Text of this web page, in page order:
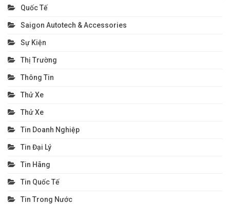
Quốc Tế
Saigon Autotech & Accessories
Sự Kiện
Thị Trường
Thông Tin
Thử Xe
Thử Xe
Tin Doanh Nghiệp
Tin Đại Lý
Tin Hãng
Tin Quốc Tế
Tin Trong Nước